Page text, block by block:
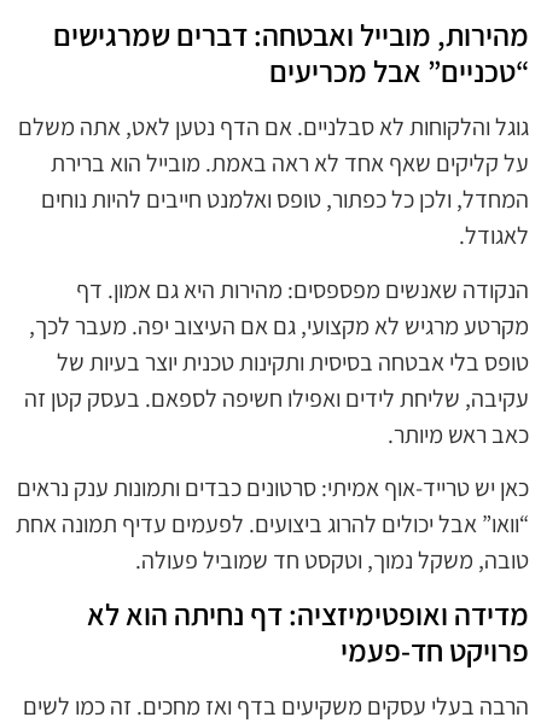
מהירות, מובייל ואבטחה: דברים שמרגישים
“טכניים” אבל מכריעים
גוגל והלקוחות לא סבלניים. אם הדף נטען לאט, אתה משלם
על קליקים שאף אחד לא ראה באמת. מובייל הוא ברירת
המחדל, ולכן כל כפתור, טופס ואלמנט חייבים להיות נוחים
לאגודל.
הנקודה שאנשים מפספסים: מהירות היא גם אמון. דף
מקרטע מרגיש לא מקצועי, גם אם העיצוב יפה. מעבר לכך,
טופס בלי אבטחה בסיסית ותקינות טכנית יוצר בעיות של
עקיבה, שליחת לידים ואפילו חשיפה לספאם. בעסק קטן זה
כאב ראש מיותר.
כאן יש טרייד-אוף אמיתי: סרטונים כבדים ותמונות ענק נראים
“וואו” אבל יכולים להרוג ביצועים. לפעמים עדיף תמונה אחת
טובה, משקל נמוך, וטקסט חד שמוביל פעולה.
מדידה ואופטימיזציה: דף נחיתה הוא לא
פרויקט חד-פעמי
הרבה בעלי עסקים משקיעים בדף ואז מחכים. זה כמו לשים